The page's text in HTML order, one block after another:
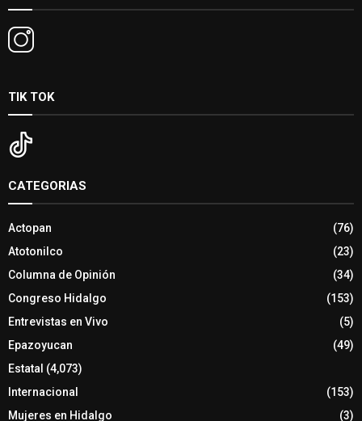
TIK TOK
CATEGORIAS
Actopan
(76)
Atotonilco
(23)
Columna de Opinión
(34)
Congreso Hidalgo
(153)
Entrevistas en Vivo
(5)
Epazoyucan
(49)
Estatal (4,073)
Internacional
(153)
Mujeres en Hidalgo
(3)